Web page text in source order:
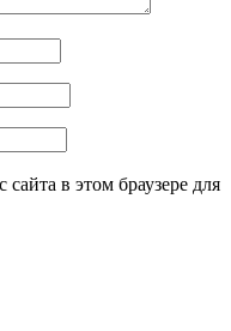
в этом браузере для